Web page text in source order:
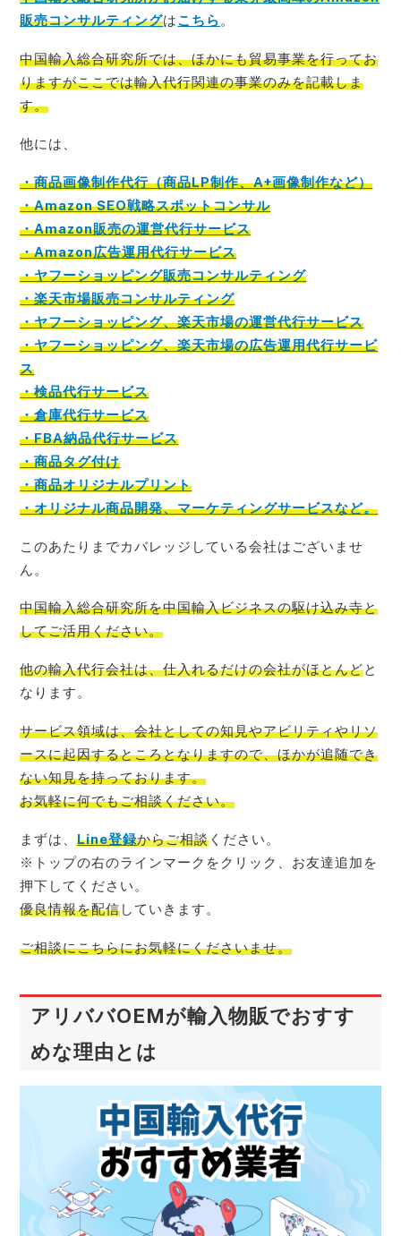
販売コンサルティングはこちら 。
中国輸入総合研究所では、ほかにも貿易事業を行ってお
りますがここでは輸入代行関連の事業のみを記載しま
す。
他には、
・商品画像制作代行（商品LP制作、A+画像制作など）
・Amazon SEO戦略スポットコンサル
・Amazon販売の運営代行サービス
・Amazon広告運用代行サービス
・ヤフーショッピング販売コンサルティング
・楽天市場販売コンサルティング
・ヤフーショッピング、楽天市場の運営代行サービス
・ヤフーショッピング、楽天市場の広告運用代行サービ
ス
・検品代行サービス
・倉庫代行サービス
・FBA納品代行サービス
・商品タグ付け
・商品オリジナルプリント
・オリジナル商品開発、マーケティングサービスなど。
このあたりまでカバレッジしている会社はございませ
ん。
中国輸入総合研究所を中国輸入ビジネスの駆け込み寺と
してご活用ください。
他の輸入代行会社は、仕入れるだけの会社がほとんどと
なります。
サービス領域は、会社としての知見やアビリティやリソ
ースに起因するところとなりますので、ほかが追随でき
ない知見を持っております。
お気軽に何でもご相談ください。
まずは、Line登録からご相談 ください。
※トップの右のラインマークをクリック、お友達追加を
押下してください。
優良情報を配信していきます。
ご相談にこちらにお気軽にくださいませ。
アリババOEMが輸入物販でおすす
めな理由とは